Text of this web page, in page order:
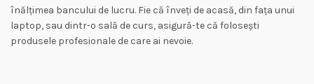
înălțimea bancului de lucru. Fie că înveți de acasă, din fața unui
laptop, sau dintr-o sală de curs, asigură-te că folosești
produsele profesionale de care ai nevoie.